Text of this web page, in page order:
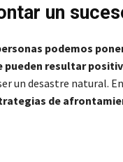
un
podemos
resultar
un desastre natural.
de